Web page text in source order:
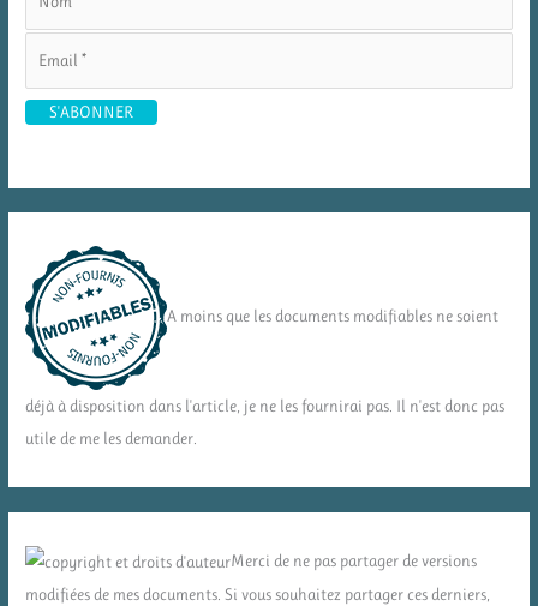
A moins que les documents modifiables ne soient
déjà à disposition dans l'article, je ne les fournirai pas. Il n'est donc pas
utile de me les demander.
Merci de ne pas partager de versions
modifiées de mes documents. Si vous souhaitez partager ces derniers,